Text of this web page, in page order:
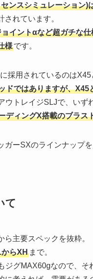
ンスシミュレーション
されています。
イントαなど超ガチな
様です。
採用されているのは
ドではありますが、
ウトレイジSLJで、いず
ディングX搭載のブラス
ガーSXのラインナップを
て
ら主要スペックを抜粋。
らXH まで。
ジグMAX60gなので、そ